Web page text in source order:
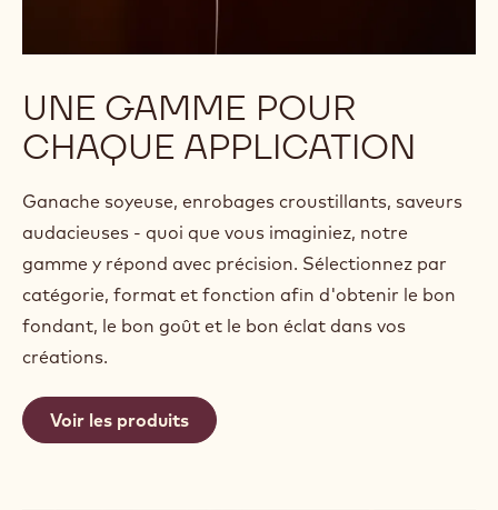
UNE GAMME POUR
CHAQUE APPLICATION
Ganache soyeuse, enrobages croustillants, saveurs
audacieuses - quoi que vous imaginiez, notre
gamme y répond avec précision. Sélectionnez par
catégorie, format et fonction afin d'obtenir le bon
fondant, le bon goût et le bon éclat dans vos
créations.
Voir les produits